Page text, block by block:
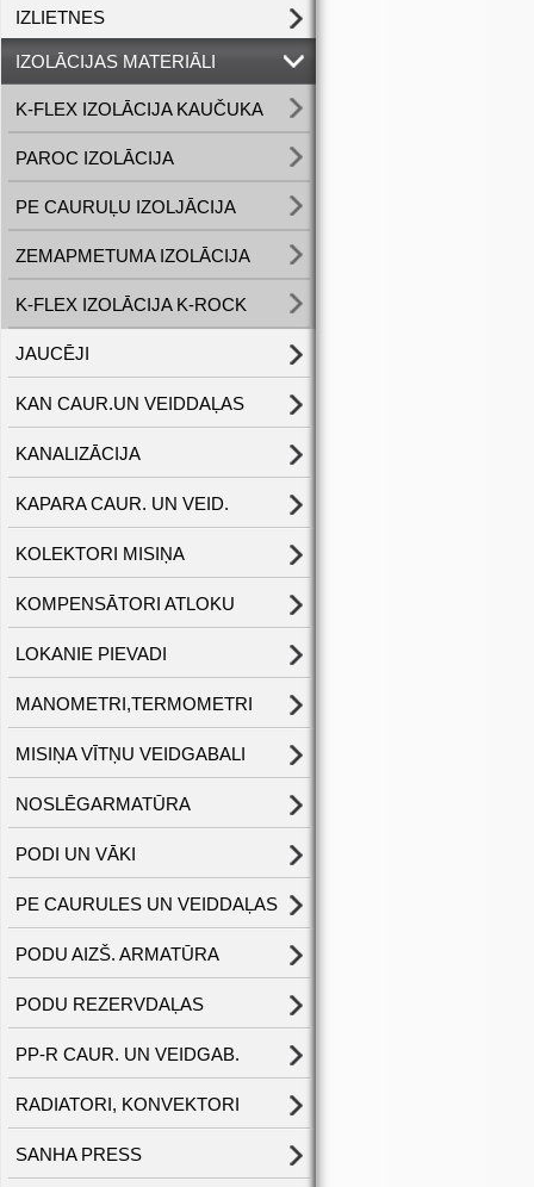
IZLIETNES
IZOLĀCIJAS MATERIĀLI
K-FLEX IZOLĀCIJA KAUČUKA
PAROC IZOLĀCIJA
PE CAURUĻU IZOLJĀCIJA
ZEMAPMETUMA IZOLĀCIJA
K-FLEX IZOLĀCIJA K-ROCK
JAUCĒJI
KAN CAUR.UN VEIDDAĻAS
KANALIZĀCIJA
KAPARA CAUR. UN VEID.
KOLEKTORI MISIŅA
KOMPENSĀTORI ATLOKU
LOKANIE PIEVADI
MANOMETRI,TERMOMETRI
MISIŅA VĪTŅU VEIDGABALI
NOSLĒGARMATŪRA
PODI UN VĀKI
PE CAURULES UN VEIDDAĻAS
PODU AIZŠ. ARMATŪRA
PODU REZERVDAĻAS
PP-R CAUR. UN VEIDGAB.
RADIATORI, KONVEKTORI
SANHA PRESS